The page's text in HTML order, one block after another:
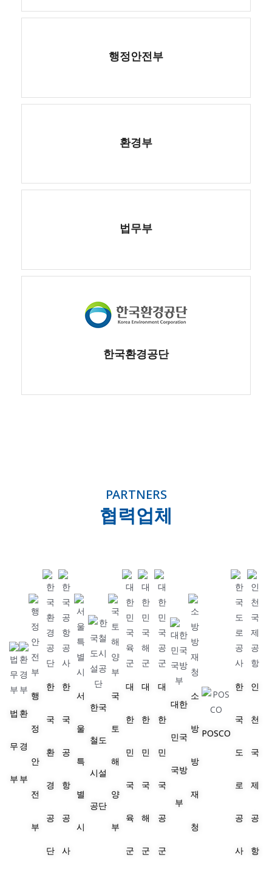
행정안전부
환경부
법무부
한국환경공단
PARTNERS
협력업체
법
무
부
환
경
부
행
정
안
전
부
한
국
환
경
공
단
한
국
공
항
공
사
서
울
특
별
시
한국
철도
시설
공단
국
토
해
양
부
대
한
민
국
육
군
대
한
민
국
해
군
대
한
민
국
공
군
대한
민국
국방
부
소
방
방
재
청
POSCO
한
국
도
로
공
사
인
천
국
제
공
항